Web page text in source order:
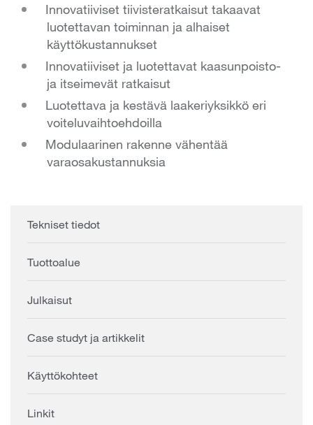
Innovatiiviset tiivisteratkaisut takaavat
luotettavan toiminnan ja alhaiset
käyttökustannukset
Innovatiiviset ja luotettavat kaasunpoisto-
ja itseimevät ratkaisut
Luotettava ja kestävä laakeriyksikkö eri
voiteluvaihtoehdoilla
Modulaarinen rakenne vähentää
varaosakustannuksia
Tekniset tiedot
Tuottoalue
Julkaisut
Case studyt ja artikkelit
Käyttökohteet
Linkit